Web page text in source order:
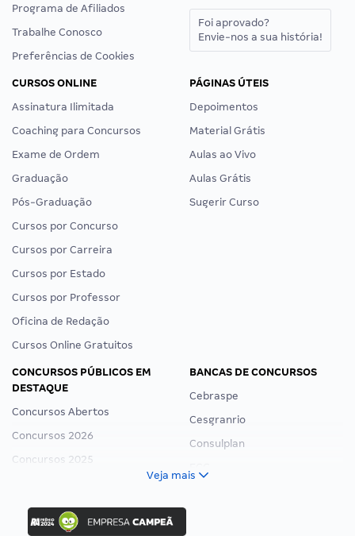
Programa de Afiliados
Trabalhe Conosco
Preferências de Cookies
Foi aprovado?
Envie-nos a sua história!
CURSOS ONLINE
Assinatura Ilimitada
Coaching para Concursos
Exame de Ordem
Graduação
Pós-Graduação
Cursos por Concurso
Cursos por Carreira
Cursos por Estado
Cursos por Professor
Oficina de Redação
Cursos Online Gratuitos
PÁGINAS ÚTEIS
Depoimentos
Material Grátis
Aulas ao Vivo
Aulas Grátis
Sugerir Curso
CONCURSOS PÚBLICOS EM
DESTAQUE
Concursos Abertos
Concursos 2026
Concursos 2025
Concurso Ibama
Concurso MPU
BANCAS DE CONCURSOS
Cebraspe
Cesgranrio
Consulplan
Veja mais